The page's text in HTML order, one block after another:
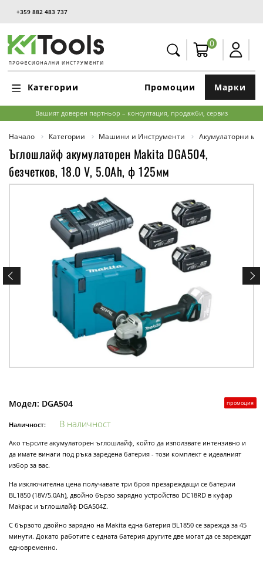
+359 882 483 737
0
Категории Марки
Промоции
Вашият доверен партньор – консултация, продажби, сервиз
Начало Категории Машини и Инструменти Акумулаторни
Ъглошлайф акумулаторен Makita DGA504,
безчетков, 18.0 V, 5.0Ah, ф 125мм
промоция
Модел: DGA504
Наличност: В наличност
Ако търсите акумулаторен ъглошлайф, който да използвате интензивно и
да имате винаги под ръка заредена батерия - този комплект е идеалният
избор за вас.
На изключителна цена получавате три броя презареждащи се батерии
BL1850 (18V/5.0Ah), двойно бързо зарядно устройство DC18RD в куфар
Makpac и ъглошлайф DGA504Z.
С бързото двойно зарядно на Makita една батерия BL1850 се зарежда за 45
минути. Докато работите с едната батерия другите две могат да се зареждат
едновременно.